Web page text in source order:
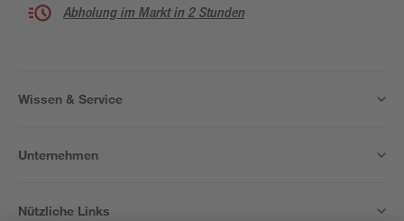
Abholung im Markt in 2 Stunden
Wissen & Service
Unternehmen
Nützliche Links